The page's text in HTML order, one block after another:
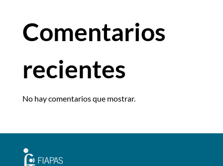
Comentarios
recientes
No hay comentarios que mostrar.